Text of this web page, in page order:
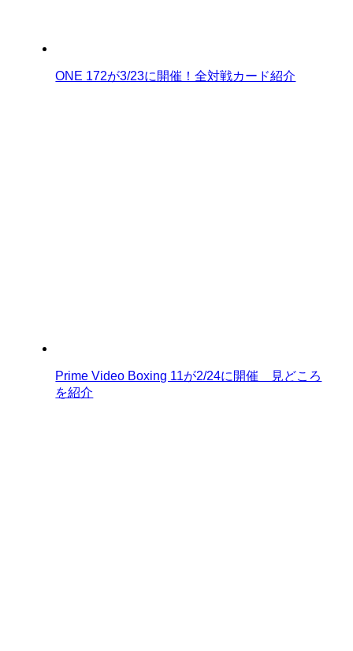
ONE 172が3/23に開催！全対戦カード紹介
Prime Video Boxing 11が2/24に開催 見どころ
を紹介